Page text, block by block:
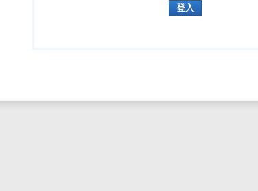
登入